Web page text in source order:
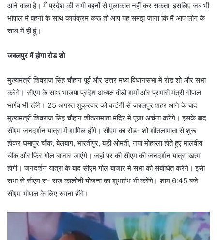
आने वाला है। मैं प्रदेश की सभी बहनों से मुलाकात नहीं कर सकता, इसलिए जब भी
भोपाल में बहनों के साथ कार्यक्रम करू तों आप यह समझ जाना कि मैं आप लोग के
साथ में ही हूं।
जबलपुर में होगा रोड शो
मुख्यमंत्री शिवराज सिंह चौहान पूर्व और उत्तर मध्य विधानसभा में रोड शो और सभा
करेंगे। सीएम के साथ भाजपा प्रदेश अध्यक्ष वीडी शर्मा और प्रभारी मंत्री गोपाल
भार्गव भी रहेंगे। 25 अगस्त शुक्रवार को कटंगी से जबलपुर शहर आने के बाद
मुख्यमंत्री शिवराज सिंह चौहान शीतलामाता मंदिर में पूजा अर्चना करेंगे। इसके बाद
सीएम जनदर्शन यात्रा में शामिल होंगे। सीएम का रोड- शो शीतलामाता से शुरू
होकर घमापुर चौंक, बेलबाग, भारतीपुर, बड़ी ओमती, नया मोहल्ला होते हुए मालवीय
चौंक और फिर गोल बाजार जाएंगे। जहां पर की सीएम की जनदर्शन यात्रा खत्म
होगी। जनदर्शन यात्रा के बाद सीएम गोल बाजार में सभा को संबोधित करेंगे। इसी
सभा से सीएम स- राज कालोनी योजना का शुभारंभ भी करेंगे। शाम 6:45 बजे
सीएम भोपाल के लिए रवाना होंगे।